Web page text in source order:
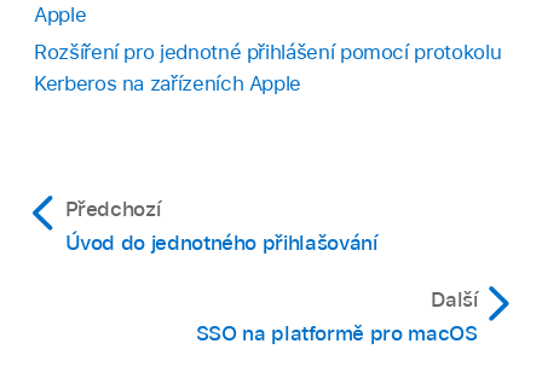
Apple
Rozšíření pro jednotné přihlášení pomocí protokolu
Kerberos na zařízeních Apple
Předchozí
Úvod do jednotného přihlašování
Další
SSO na platformě pro macOS